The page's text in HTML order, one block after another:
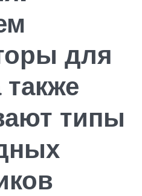
для
также
типы